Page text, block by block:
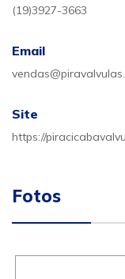
(19)3927-3663
Email
Site
https://
Fotos